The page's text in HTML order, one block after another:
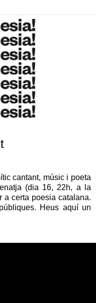
cantant, músic i poeta
(dia 16, 22h, a la
a certa poesia catalana.
Heus aquí un